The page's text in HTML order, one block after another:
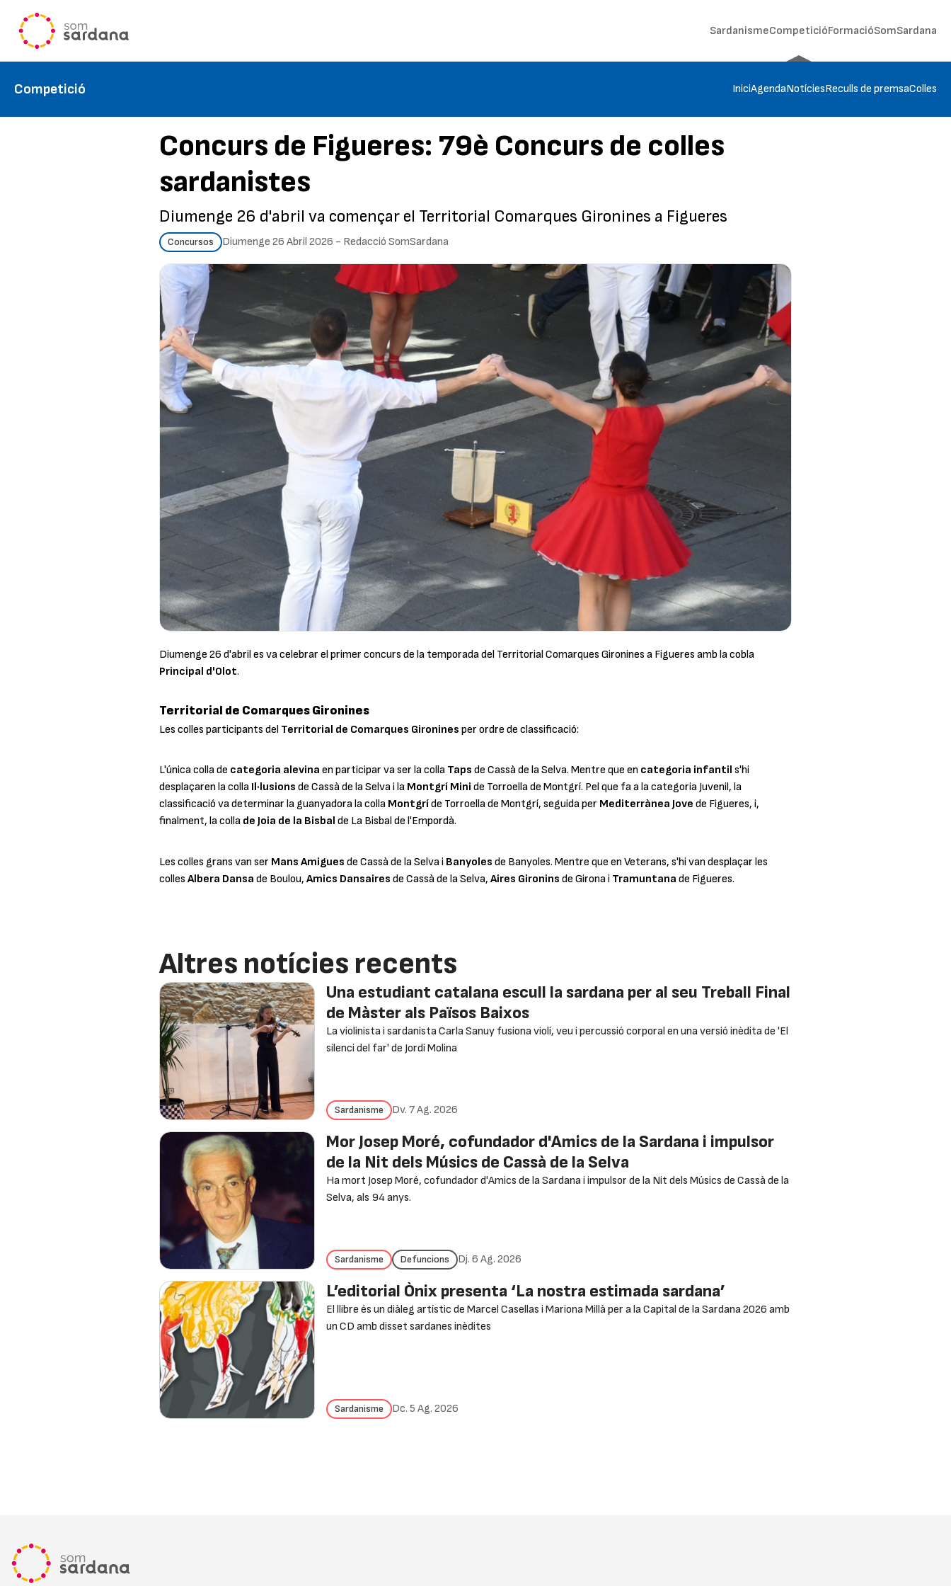
SardanismeCompeticióFormacióSomSardana
Competició IniciAgendaNotíciesReculls de premsaColles
Concurs de Figueres: 79è Concurs de colles
sardanistes
Diumenge 26 d'abril va començar el Territorial Comarques Gironines a Figueres
Concursos Diumenge 26 Abril 2026 - Redacció SomSardana
Diumenge 26 d'abril es va celebrar el primer concurs de la temporada del Territorial Comarques Gironines a Figueres amb la cobla
Principal d'Olot.
Territorial de Comarques Gironines
Les colles participants del Territorial de Comarques Gironines per ordre de classificació:
L'única colla de categoria alevina en participar va ser la colla Taps de Cassà de la Selva. Mentre que en categoria infantil s'hi
desplaçaren la colla Il·lusions de Cassà de la Selva i la Montgrí Mini de Torroella de Montgrí. Pel que fa a la categoria Juvenil, la
classificació va determinar la guanyadora la colla Montgríde Torroella de Montgrí, seguida per Mediterrànea Jove de Figueres, i,
finalment, la colla de Joia de la Bisbal de La Bisbal de l'Empordà.
Les colles grans van ser Mans Amigues de Cassà de la Selva i Banyoles de Banyoles. Mentre que en Veterans, s'hi van desplaçar les
colles Albera Dansa de Boulou, Amics Dansaires de Cassà de la Selva, Aires Gironins de Girona i Tramuntana de Figueres.
Altres notícies recents
Una estudiant catalana escull la sardana per al seu Treball Final
de Màster als Països Baixos
La violinista i sardanista Carla Sanuy fusiona violí, veu i percussió corporal en una versió inèdita de 'El
silenci del far' de Jordi Molina
Sardanisme Dv. 7 Ag. 2026
Mor Josep Moré, cofundador d'Amics de la Sardana i impulsor
de la Nit dels Músics de Cassà de la Selva
Ha mort Josep Moré, cofundador d'Amics de la Sardana i impulsor de la Nit dels Músics de Cassà de la
Selva, als 94 anys.
Sardanisme Defuncions Dj. 6 Ag. 2026
L’editorial Ònix presenta ‘La nostra estimada sardana’
El llibre és un diàleg artístic de Marcel Casellas i Mariona Millà per a la Capital de la Sardana 2026 amb
un CD amb disset sardanes inèdites
Sardanisme Dc. 5 Ag. 2026